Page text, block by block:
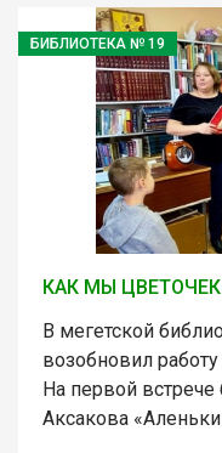
БИБЛИОТЕКА № 19
КАК МЫ
В мегетской
возобновил
На первой встрече
Аксакова